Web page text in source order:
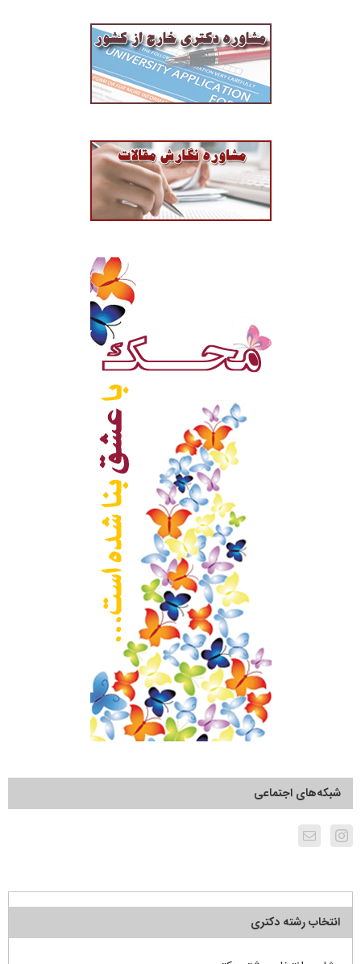
شبکه‌های اجتماعی
انتخاب رشته دکتری